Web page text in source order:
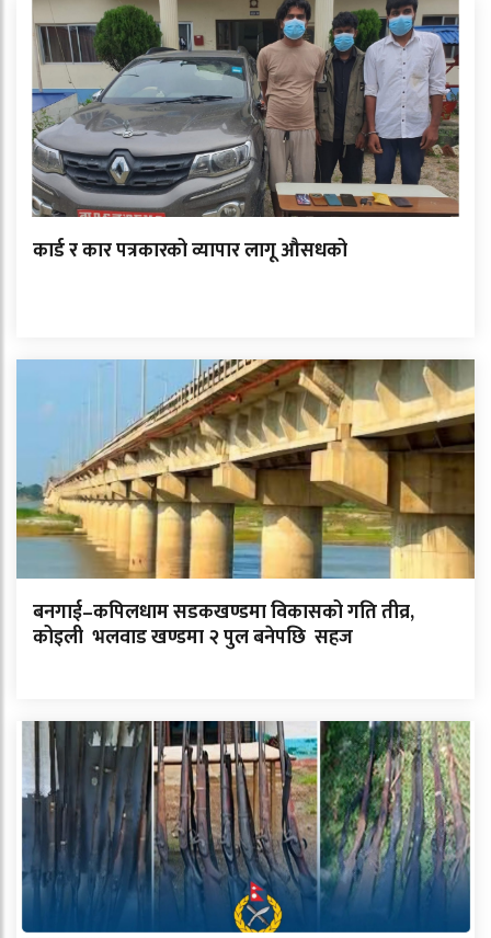
कार्ड र कार पत्रकारको व्यापार लागू औसधको
बनगाई–कपिलधाम सडकखण्डमा विकासको गति तीव्र,
कोइली भलवाड खण्डमा २ पुल बनेपछि सहज